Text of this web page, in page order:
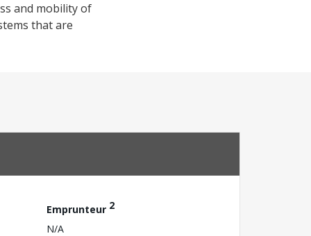
and mobility of
that are
Emprunteur 2
N/A